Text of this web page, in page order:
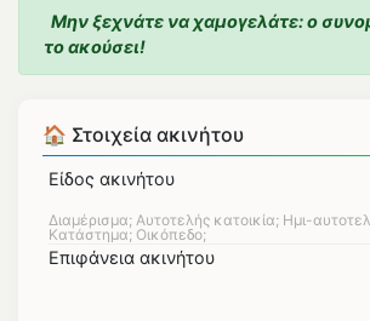
Μην ξεχνάτε να χαμογελάτε: ο
το ακούσει!
🏠 Στοιχεία ακινήτου
Είδος ακινήτου
Επιφάνεια ακινήτου